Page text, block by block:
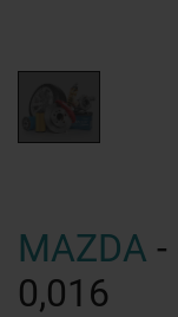
MAZDA
0,016